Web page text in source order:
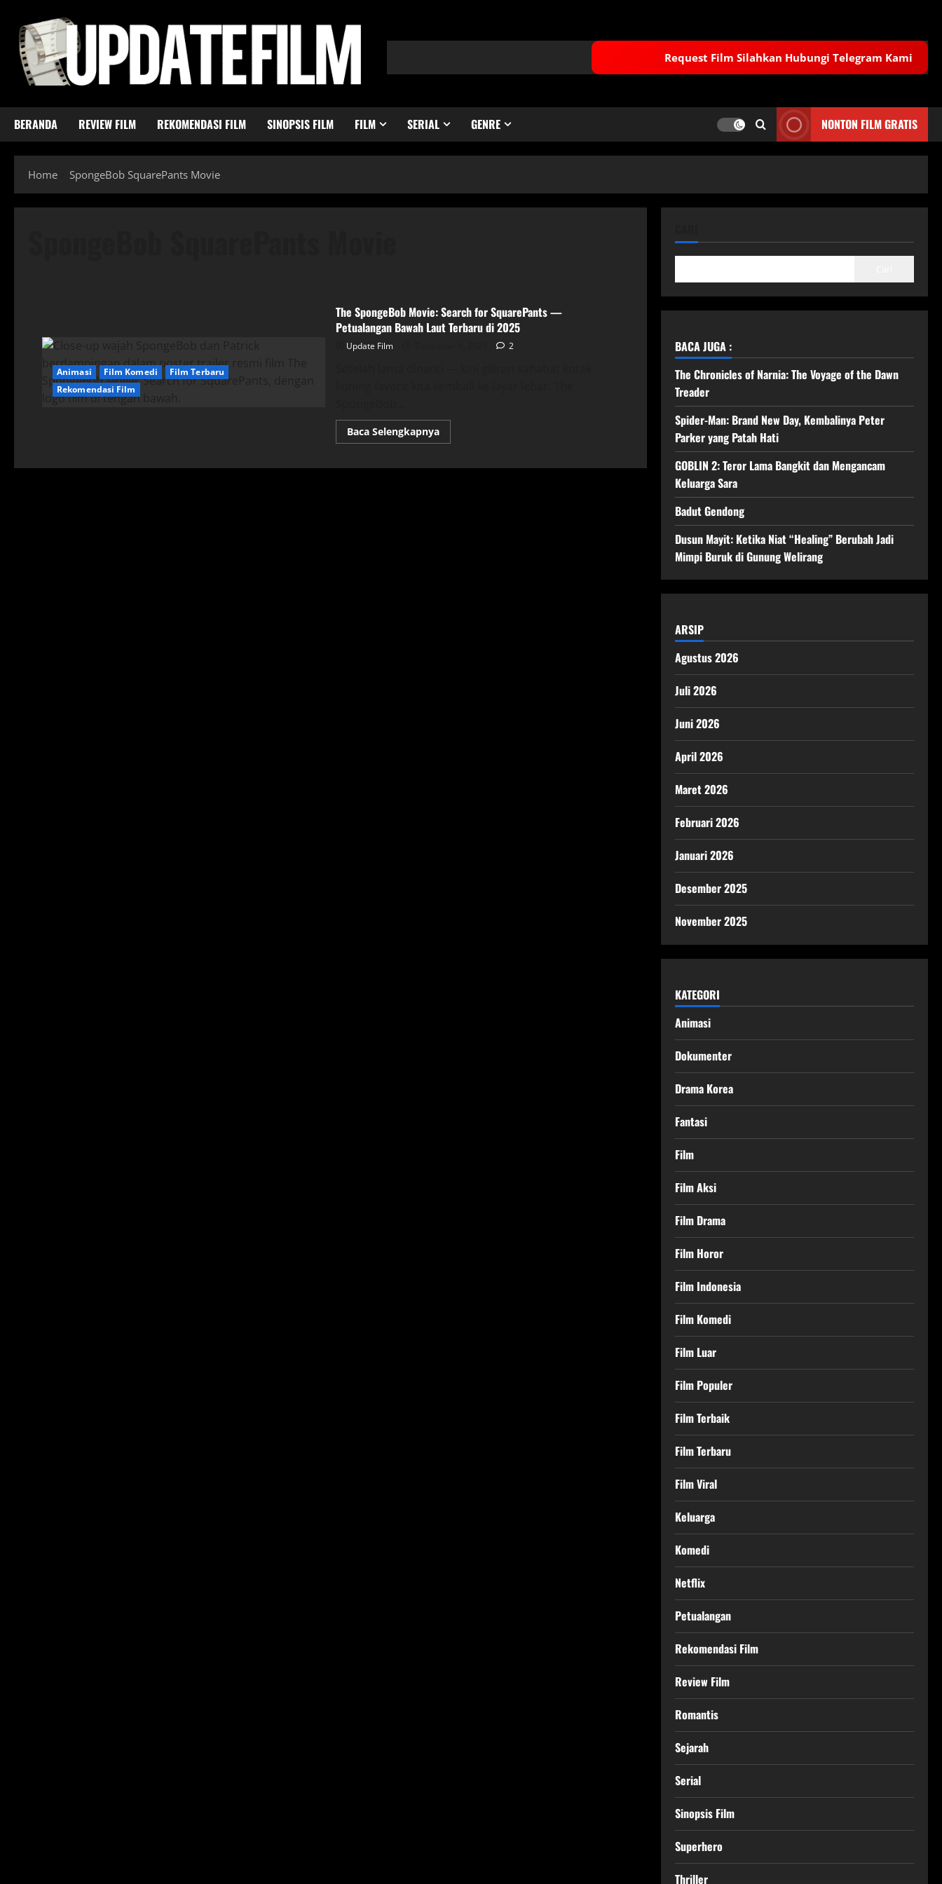
content
Request Film Silahkan Hubungi Telegram Kami
BERANDA REVIEW FILM REKOMENDASI FILM SINOPSIS FILM FILM SERIAL GENRE NONTON FILM GRATIS
Home SpongeBob SquarePants Movie
Animasi Film Komedi
Film Terbaru
Rekomendasi Film
The SpongeBob Movie: Search for SquarePants —
Petualangan Bawah Laut Terbaru di 2025
Update Film 2
Baca SelengkapnyaRead
more
SpongeBob
BACA JUGA :
The Chronicles of Narnia: The Voyage of the Dawn
Treader
Spider-Man: Brand New Day, Kembalinya Peter
Parker yang Patah Hati
GOBLIN 2: Teror Lama Bangkit dan Mengancam
Keluarga Sara
Badut Gendong
Dusun Mayit: Ketika Niat “Healing” Berubah Jadi
Mimpi Buruk di Gunung Welirang
ARSIP
Agustus 2026
Juli 2026
Juni 2026
April 2026
Maret 2026
Februari 2026
Januari 2026
Desember 2025
November 2025
KATEGORI
Animasi
Dokumenter
Drama Korea
Fantasi
Film
Film Aksi
Film Drama
Film Horor
Film Indonesia
Film Komedi
Film Luar
Film Populer
Film Terbaik
Film Terbaru
Film Viral
Keluarga
Komedi
Netflix
Petualangan
Rekomendasi Film
Review Film
Romantis
Sejarah
Serial
Sinopsis Film
Superhero
Thriller